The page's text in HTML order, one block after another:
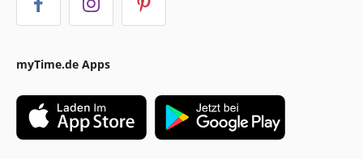
myTime.de Apps